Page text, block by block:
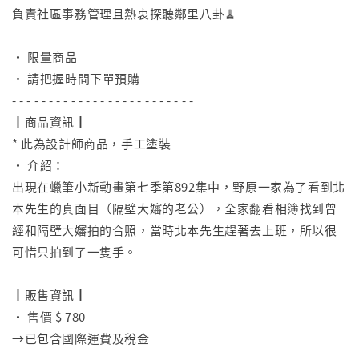
負責社區事務管理且熱衷探聽鄰里八卦🧹
• 限量商品
• 請把握時間下單預購
- - - - - - - - - - - - - - - - - - - - - - - - -
┃商品資訊┃
* 此為設計師商品，手工塗裝
• 介紹：
出現在蠟筆小新動畫第七季第892集中，野原一家為了看到北
本先生的真面目（隔壁大嬸的老公），全家翻看相簿找到曾
經和隔壁大嬸拍的合照，當時北本先生趕著去上班，所以很
可惜只拍到了一隻手。
┃販售資訊┃
• 售價 $ 780
→已包含國際運費及稅金